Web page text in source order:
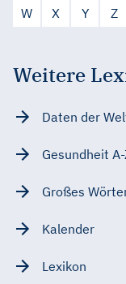
W
X Y Z
Weitere
Daten der
Gesundheit
Großes
Kalender
Lexikon